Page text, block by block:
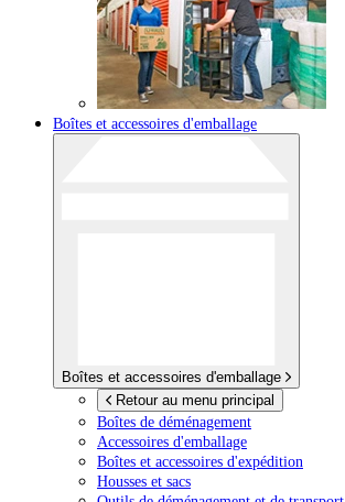
Boîtes et accessoires d'emballage
Boîtes et accessoires d'emballage
Retour au menu principal
Boîtes de déménagement
Accessoires d'emballage
Boîtes et accessoires d'expédition
Housses et sacs